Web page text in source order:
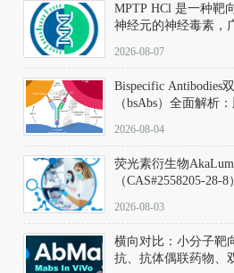
MPTP HCl 是一种靶
神经元的神经毒素，
以盐酸盐形式存在，
体介导的神经元凋亡
用即为选择性损毁中
部多巴胺能神经元，
拟帕金森病的核心病
2026-08-07
Bispecific Antibodies
（bsAbs）全面解析
2026-08-04
荧光素衍生物
（CAS#2558205-28-
数（Km）为2.06 μM
发光特性赋予优异的
力，大幅增强成像信
实现活体动物模型中
2026-08-03
横向对比：小分子靶
抗、抗体偶联药物、